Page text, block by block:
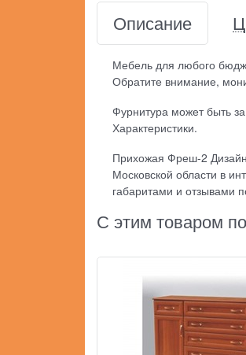
Описание
Мебель для любого
Обратите внимание,
Фурнитура может быть
Характеристики.
Прихожая Фреш-2
Московской области в
габаритами и отзывами
С этим товаром